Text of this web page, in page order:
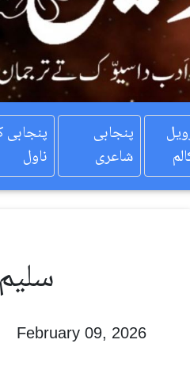
پنجابی
ناول
پنجابی
شاعری
February 09, 2026